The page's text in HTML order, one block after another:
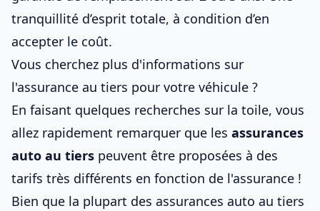
tranquillité d’esprit totale, à condition d’en
accepter le coût.
Vous cherchez plus d'informations sur
l'assurance au tiers pour votre véhicule ?
En faisant quelques recherches sur la toile, vous
allez rapidement remarquer que les assurances
auto au tiers peuvent être proposées à des
tarifs très différents en fonction de l'assurance !
Bien que la plupart des assurances auto au tiers